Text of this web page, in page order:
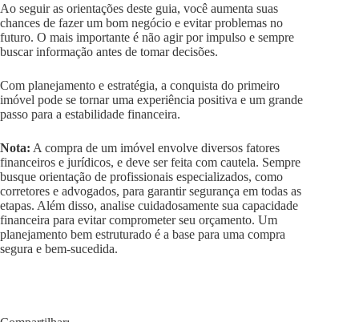
Ao seguir as orientações deste guia, você aumenta suas
chances de fazer um bom negócio e evitar problemas no
futuro. O mais importante é não agir por impulso e sempre
buscar informação antes de tomar decisões.
Com planejamento e estratégia, a conquista do primeiro
imóvel pode se tornar uma experiência positiva e um grande
passo para a estabilidade financeira.
Nota: A compra de um imóvel envolve diversos fatores
financeiros e jurídicos, e deve ser feita com cautela. Sempre
busque orientação de profissionais especializados, como
corretores e advogados, para garantir segurança em todas as
etapas. Além disso, analise cuidadosamente sua capacidade
financeira para evitar comprometer seu orçamento. Um
planejamento bem estruturado é a base para uma compra
segura e bem-sucedida.